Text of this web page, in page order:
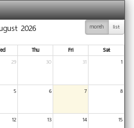
month list
2026
Thu Fri
Sat
29 30 31 1
5 6 7 8
12 13 14 15